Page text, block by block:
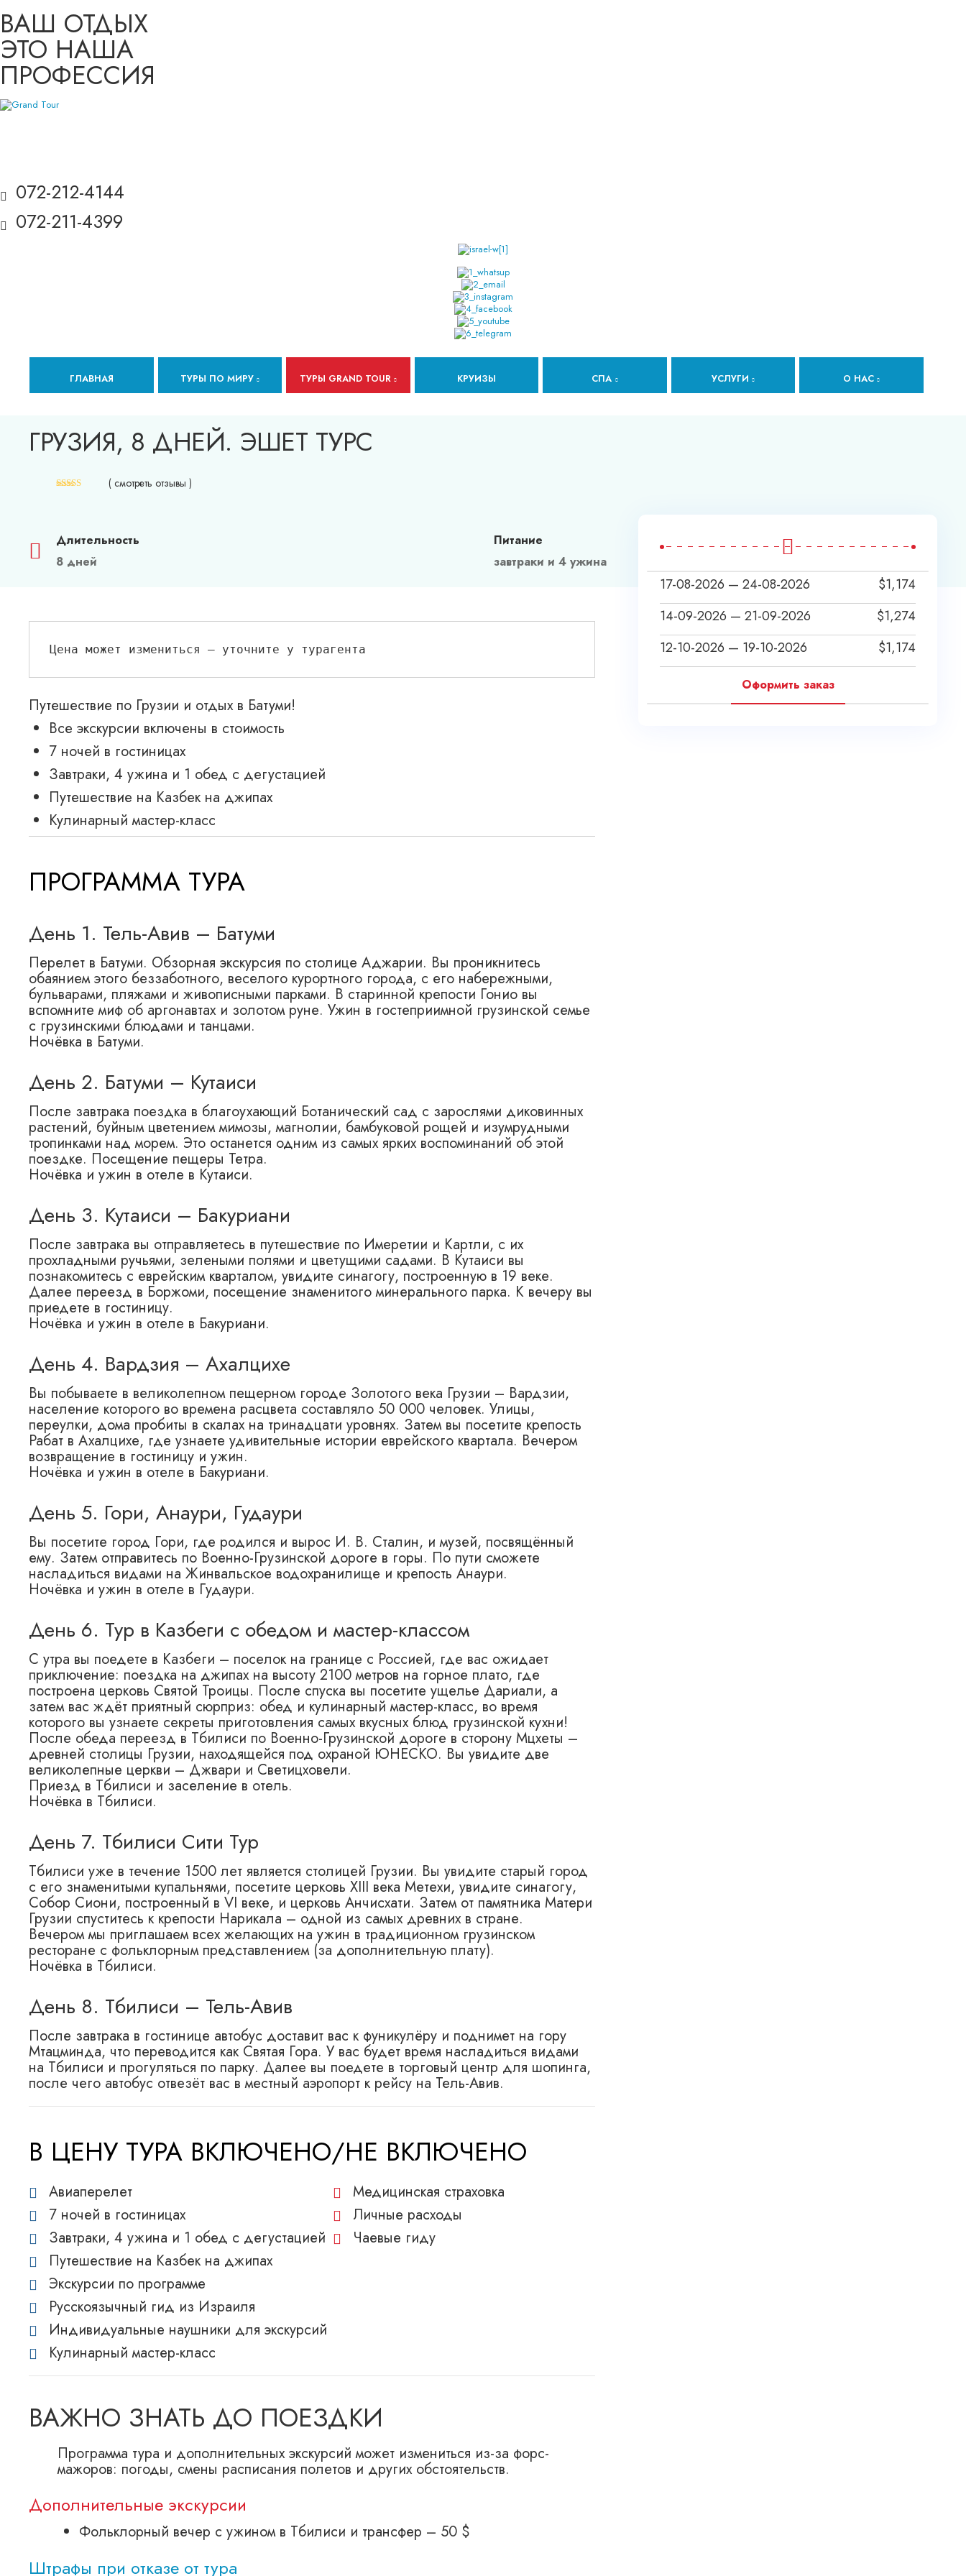
ВАШ ОТДЫХ
ЭТО НАША
ПРОФЕССИЯ
072-212-4144
072-211-4399
ГЛАВНАЯ ТУРЫ ПО МИРУ ТУРЫ GRAND TOUR КРУИЗЫ СПА УСЛУГИ О НАС
ГРУЗИЯ, 8 ДНЕЙ. ЭШЕТ ТУРС
( смотреть отзывы )
Длительность
8 дней
Питание
завтраки и 4 ужина
Цена может измениться — уточните у турагента
Путешествие по Грузии и отдых в Батуми!
Все экскурсии включены в стоимость
7 ночей в гостиницах
Завтраки, 4 ужина и 1 обед с дегустацией
Путешествие на Казбек на джипах
Кулинарный мастер-класс
ПРОГРАММА ТУРА
День 1. Тель-Авив – Батуми
Перелет в Батуми. Обзорная экскурсия по столице Аджарии. Вы проникнитесь
обаянием этого беззаботного, веселого курортного города, с его набережными,
бульварами, пляжами и живописными парками. В старинной крепости Гонио вы
вспомните миф об аргонавтах и золотом руне. Ужин в гостеприимной грузинской семье
с грузинскими блюдами и танцами.
Ночёвка в Батуми.
День 2. Батуми – Кутаиси
После завтрака поездка в благоухающий Ботанический сад с зарослями диковинных
растений, буйным цветением мимозы, магнолии, бамбуковой рощей и изумрудными
тропинками над морем. Это останется одним из самых ярких воспоминаний об этой
поездке. Посещение пещеры Тетра.
Ночёвка и ужин в отеле в Кутаиси.
День 3. Кутаиси – Бакуриани
После завтрака вы отправляетесь в путешествие по Имеретии и Картли, с их
прохладными ручьями, зелеными полями и цветущими садами. В Кутаиси вы
познакомитесь с еврейским кварталом, увидите синагогу, построенную в 19 веке.
Далее переезд в Боржоми, посещение знаменитого минерального парка. К вечеру вы
приедете в гостиницу.
Ночёвка и ужин в отеле в Бакуриани.
День 4. Вардзия – Ахалцихе
Вы побываете в великолепном пещерном городе Золотого века Грузии – Вардзии,
население которого во времена расцвета составляло 50 000 человек. Улицы,
переулки, дома пробиты в скалах на тринадцати уровнях. Затем вы посетите крепость
Рабат в Ахалцихе, где узнаете удивительные истории еврейского квартала. Вечером
возвращение в гостиницу и ужин.
Ночёвка и ужин в отеле в Бакуриани.
День 5. Гори, Анаури, Гудаури
Вы посетите город Гори, где родился и вырос И. В. Сталин, и музей, посвящённый
ему. Затем отправитесь по Военно-Грузинской дороге в горы. По пути сможете
насладиться видами на Жинвальское водохранилище и крепость Анаури.
Ночёвка и ужин в отеле в Гудаури.
День 6. Тур в Казбеги с обедом и мастер-классом
С утра вы поедете в Казбеги – поселок на границе с Россией, где вас ожидает
приключение: поездка на джипах на высоту 2100 метров на горное плато, где
построена церковь Святой Троицы. После спуска вы посетите ущелье Дариали, а
затем вас ждёт приятный сюрприз: обед и кулинарный мастер-класс, во время
которого вы узнаете секреты приготовления самых вкусных блюд грузинской кухни!
После обеда переезд в Тбилиси по Военно-Грузинской дороге в сторону Мцхеты –
древней столицы Грузии, находящейся под охраной ЮНЕСКО. Вы увидите две
великолепные церкви – Джвари и Светицховели.
Приезд в Тбилиси и заселение в отель.
Ночёвка в Тбилиси.
День 7. Тбилиси Сити Тур
Тбилиси уже в течение 1500 лет является столицей Грузии. Вы увидите старый город
с его знаменитыми купальнями, посетите церковь XIII века Метехи, увидите синагогу,
Собор Сиони, построенный в VI веке, и церковь Анчисхати. Затем от памятника Матери
Грузии спуститесь к крепости Нарикала – одной из самых древних в стране.
Вечером мы приглашаем всех желающих на ужин в традиционном грузинском
ресторане с фольклорным представлением (за дополнительную плату).
Ночёвка в Тбилиси.
День 8. Тбилиси – Тель-Авив
После завтрака в гостинице автобус доставит вас к фуникулёру и поднимет на гору
Мтацминда, что переводится как Святая Гора. У вас будет время насладиться видами
на Тбилиси и прогуляться по парку. Далее вы поедете в торговый центр для шопинга,
после чего автобус отвезёт вас в местный аэропорт к рейсу на Тель-Авив.
В ЦЕНУ ТУРА ВКЛЮЧЕНО/НЕ ВКЛЮЧЕНО
Авиаперелет
7 ночей в гостиницах
Завтраки, 4 ужина и 1 обед с дегустацией
Путешествие на Казбек на джипах
Экскурсии по программе
Русскоязычный гид из Израиля
Индивидуальные наушники для экскурсий
Кулинарный мастер-класс
Медицинская страховка
Личные расходы
Чаевые гиду
ВАЖНО ЗНАТЬ ДО ПОЕЗДКИ
Программа тура и дополнительных экскурсий может измениться из-за форс-
мажоров: погоды, смены расписания полетов и других обстоятельств.
Дополнительные экскурсии
Фольклорный вечер с ужином в Тбилиси и трансфер – 50 $
Штрафы при отказе от тура
$1,174
17-08-2026 — 24-08-2026
$1,274
14-09-2026 — 21-09-2026
$1,174
12-10-2026 — 19-10-2026
Оформить заказ